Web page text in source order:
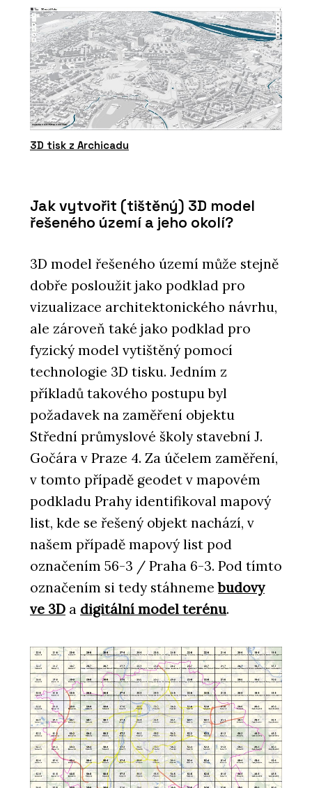
3D tisk z Archicadu
Jak vytvořit (tištěný) 3D model
řešeného území a jeho okolí?
3D model řešeného území může stejně
dobře posloužit jako podklad pro
vizualizace architektonického návrhu,
ale zároveň také jako podklad pro
fyzický model vytištěný pomocí
technologie 3D tisku. Jedním z
příkladů takového postupu byl
požadavek na zaměření objektu
Střední průmyslové školy stavební J.
Gočára v Praze 4. Za účelem zaměření,
v tomto případě geodet v mapovém
podkladu Prahy identifikoval mapový
list, kde se řešený objekt nachází, v
našem případě mapový list pod
označením 56-3 / Praha 6-3. Pod tímto
označením si tedy stáhnemebudovy
ve 3D a digitální model terénu.